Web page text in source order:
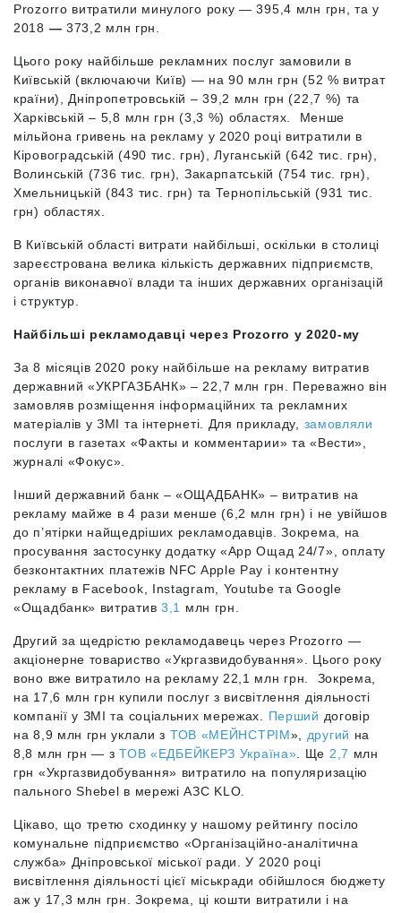
Prozorro витратили минулого року — 395,4 млн грн, та у
2018 — 373,2 млн грн.
Цього року найбільше рекламних послуг замовили в
Київській (включаючи Київ) — на 90 млн грн (52 % витрат
країни), Дніпропетровській – 39,2 млн грн (22,7 %) та
Харківській – 5,8 млн грн (3,3 %) областях. Менше
мільйона гривень на рекламу у 2020 році витратили в
Кіровоградській (490 тис. грн), Луганській (642 тис. грн),
Волинській (736 тис. грн), Закарпатській (754 тис. грн),
Хмельницькій (843 тис. грн) та Тернопільській (931 тис.
грн) областях.
В Київській області витрати найбільші, оскільки в столиці
зареєстрована велика кількість державних підприємств,
органів виконавчої влади та інших державних організацій
і структур.
Найбільші рекламодавці через Prozorro у 2020-му
За 8 місяців 2020 року найбільше на рекламу витратив
державний «УКРГАЗБАНК» – 22,7 млн грн. Переважно він
замовляв розміщення інформаційних та рекламних
матеріалів у ЗМІ та інтернеті. Для прикладу, замовляли
послуги в газетах «Факты и комментарии» та «Вести»,
журналі «Фокус».
Інший державний банк – «ОЩАДБАНК» – витратив на
рекламу майже в 4 рази менше (6,2 млн грн) і не увійшов
до п’ятірки найщедріших рекламодавців. Зокрема, на
просування застосунку додатку «App Ощад 24/7», оплату
безконтактних платежів NFC Apple Pay і контентну
рекламу в Facebook, Instagram, Youtube та Google
«Ощадбанк» витратив 3,1 млн грн.
Другий за щедрістю рекламодавець через Prozorro —
акціонерне товариство «Укргазвидобування». Цього року
воно вже витратило на рекламу 22,1 млн грн. Зокрема,
на 17,6 млн грн купили послуг з висвітлення діяльності
компанії у ЗМІ та соціальних мережах. Перший договір
на 8,9 млн грн уклали з ТОВ «МЕЙНСТРІМ», другий на
8,8 млн грн — зТОВ «ЕДБЕЙКЕРЗ Україна» . Ще 2,7 млн
грн «Укргазвидобування» витратило на популяризацію
пального Shebel в мережі АЗС KLO.
Цікаво, що третю сходинку у нашому рейтингу посіло
комунальне підприємство «Організаційно-аналітична
служба» Дніпровської міської ради. У 2020 році
висвітлення діяльності цієї міськради обійшлося бюджету
аж у 17,3 млн грн. Зокрема, ці кошти витратили і на